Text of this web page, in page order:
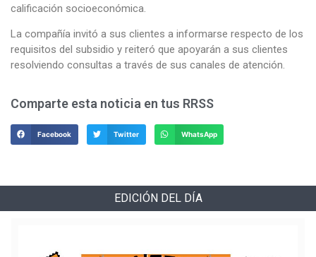
calificación socioeconómica.
La compañía invitó a sus clientes a informarse respecto de los
requisitos del subsidio y reiteró que apoyarán a sus clientes
resolviendo consultas a través de sus canales de atención.
Comparte esta noticia en tus RRSS
Facebook Twitter WhatsApp
EDICIÓN DEL DÍA